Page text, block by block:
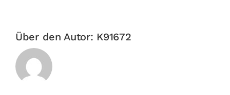
Über den Autor: K91672